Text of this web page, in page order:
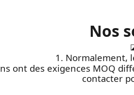
Nos
1. Normalement,
ont des exigences MOQ
contacter